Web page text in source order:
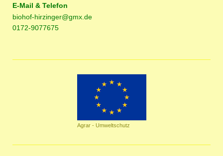
E-Mail & Telefon
biohof-hirzinger@gmx.de
0172-9077675
Agrar - Umweltschutz